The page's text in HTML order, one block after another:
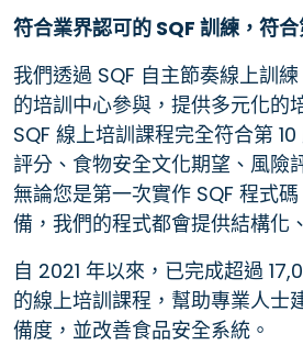
符合業界認可的 SQF 訓練，符合
我們透過 SQF 自主節奏線上訓
的培訓中心參與，提供多元化的
SQF 線上培訓課程完全符合第
評分、食物安全文化期望、風險
無論您是第一次實作 SQF 程式
備，我們的程式都會提供結構化
自 2021 年以來，已完成超過
的線上培訓課程，幫助專業人士
備度，並改善食品安全系統。